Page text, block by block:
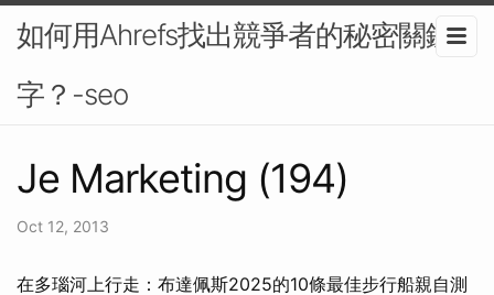
如何用Ahrefs找出競爭者的秘密關鍵
字？-seo
Je Marketing (194)
Oct 12, 2013
在多瑙河上行走：布達佩斯2025的10條最佳步行船親自測